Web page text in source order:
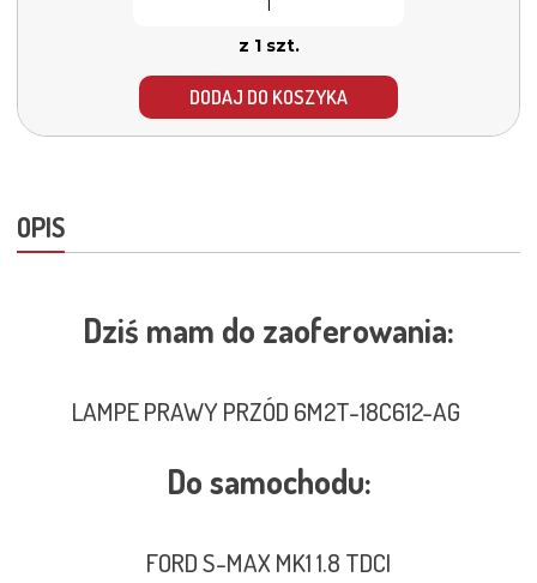
z 1 szt.
DODAJ DO KOSZYKA
OPIS
Dziś mam do zaoferowania:
LAMPE PRAWY PRZÓD 6M2T-18C612-AG
Do samochodu:
FORD S-MAX MK1 1.8 TDCI